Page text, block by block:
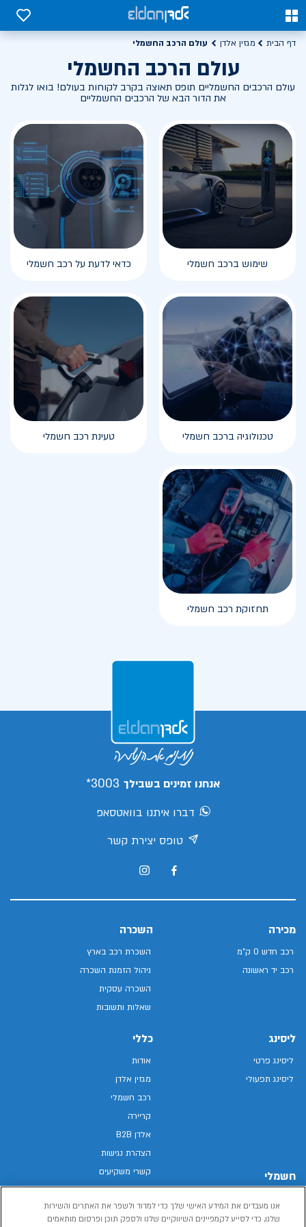
0
0
דף הבית מגזין אלדן עולם הרכב החשמלי
עולם הרכב החשמלי
עולם הרכבים החשמליים תופס תאוצה בקרב לקוחות בעולם! בואו לגלות
את הדור הבא של הרכבים החשמליים
שימוש ברכב חשמלי כדאי לדעת על רכב חשמלי
טכנולוגיה ברכב חשמלי טעינת רכב חשמלי
תחזוקת רכב חשמלי
אנחנו זמינים בשבילך 3003*
דברו איתנו בוואטסאפ
טופס יצירת קשר
מכירה
רכב חדש 0 ק"מ
רכב יד ראשונה
השכרה
השכרת רכב בארץ
ניהול הזמנת השכרה
השכרה עסקית
שאלות ותשובות
ליסינג
ליסינג פרטי
ליסינג תפעולי
חשמלי
רכב חשמלי
כללי
אודות
מגזין אלדן
רכב חשמלי
קריירה
אלדן B2B
הצהרת נגישות
קשרי משקיעים
מפת האתר
מדיניות פרטיות
אנו מעבדים את המידע האישי שלך כדי למדוד ולשפר את האתרים והשירות
שלנו, כדי לסייע לקמפיינים השיווקיים שלנו ולספק תוכן ופרסום מותאמים